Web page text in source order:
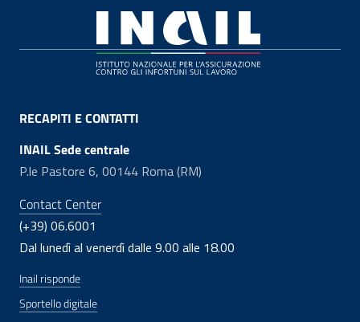
RECAPITI E CONTATTI
INAIL Sede centrale
P.le Pastore 6, 00144 Roma (RM)
Contact Center
(+39) 06.6001
Dal lunedì al venerdì dalle 9.00 alle 18.00
Inail risponde
Sportello digitale